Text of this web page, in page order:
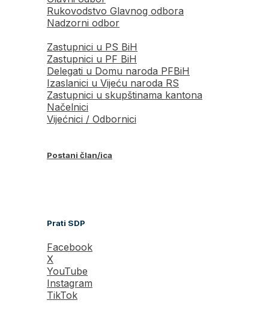
Rukovodstvo Glavnog odbora
Nadzorni odbor
Zastupnici u PS BiH
Zastupnici u PF BiH
Delegati u Domu naroda PFBiH
Izaslanici u Vijeću naroda RS
Zastupnici u skupštinama kantona
Načelnici
Vijećnici / Odbornici
Postani član/ica
Prati SDP
Facebook
X
YouTube
Instagram
TikTok